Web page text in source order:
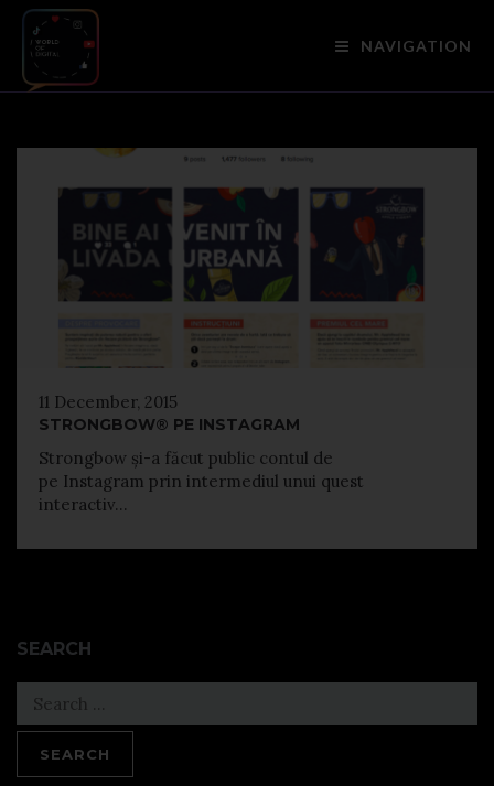
NAVIGATION
11 December, 2015
STRONGBOW® PE INSTAGRAM
Strongbow și-a făcut public contul de
pe Instagram prin intermediul unui quest
interactiv...
SEARCH
for: